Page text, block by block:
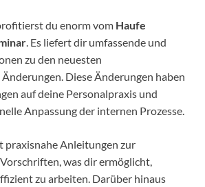
du enorm vom Haufe
. Es liefert dir umfassende und
zu den neuesten
Diese Änderungen haben
auf deine Personalpraxis und
Anpassung der internen Prozesse.
praxisnahe Anleitungen zur
was dir ermöglicht,
zu arbeiten. Darüber hinaus